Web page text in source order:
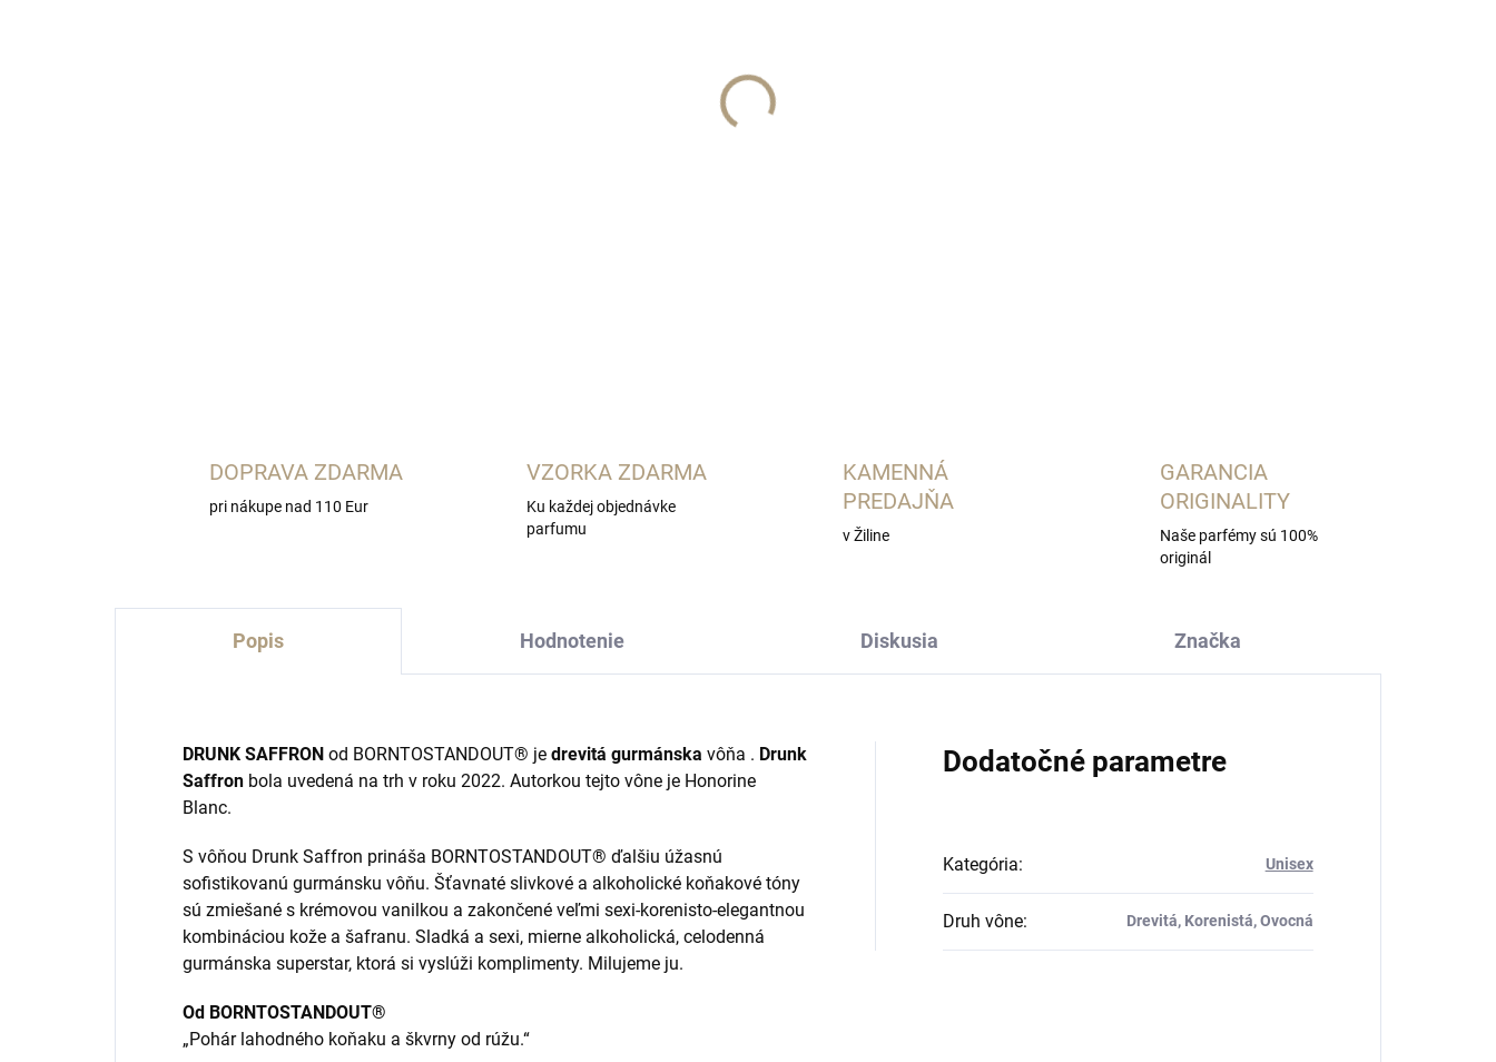
DETAILNÉ INFORMÁCIE
DOPRAVA ZDARMA
pri nákupe nad 110 Eur
VZORKA ZDARMA
Ku každej objednávke
parfumu
KAMENNÁ
PREDAJŇA
v Žiline
GARANCIA
ORIGINALITY
Naše parfémy sú 100%
originál
Popis Hodnotenie Diskusia Značka
DRUNK SAFFRON od BORNTOSTANDOUT® je drevitá gurmánska vôňa . Drunk
Saffron bola uvedená na trh v roku 2022. Autorkou tejto vône je Honorine
Blanc.
S vôňou Drunk Saffron prináša BORNTOSTANDOUT® ďalšiu úžasnú
sofistikovanú gurmánsku vôňu. Šťavnaté slivkové a alkoholické koňakové tóny
sú zmiešané s krémovou vanilkou a zakončené veľmi sexi-korenisto-elegantnou
kombináciou kože a šafranu. Sladká a sexi, mierne alkoholická, celodenná
gurmánska superstar, ktorá si vyslúži komplimenty. Milujeme ju.
Od BORNTOSTANDOUT®
„Pohár lahodného koňaku a škvrny od rúžu.“
Dodatočné parametre
Kategória: Unisex
Druh vône: Drevitá, Korenistá, Ovocná